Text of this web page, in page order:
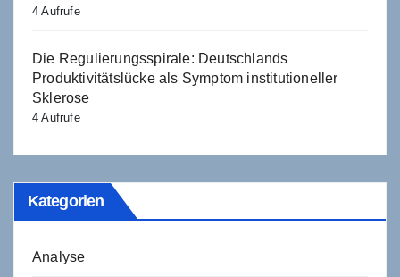
4 Aufrufe
Die Regulierungsspirale: Deutschlands
Produktivitätslücke als Symptom institutioneller
Sklerose
4 Aufrufe
Kategorien
Analyse